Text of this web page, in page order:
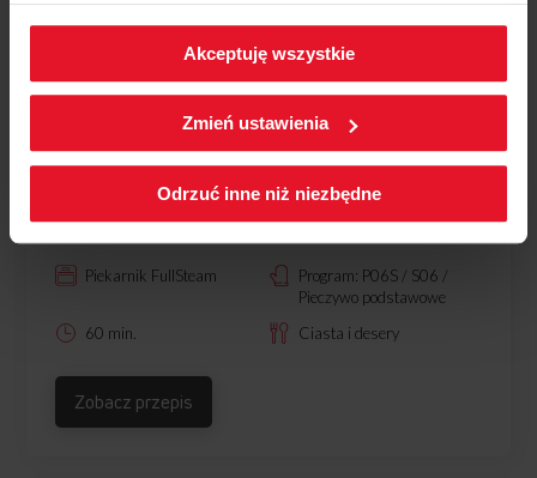
klikającZmień ustawienia.
W każdej chwili możesz zmienić wybrane przez Ciebie
ustawienia plików cookies wchodząc w zakładkę
Akceptuję wszystkie
Zmień ustawienia
Odrzuć inne niż niezbędne
Tradycyjne ciasto drożdżowe z owocami i
lukrem
Piekarnik FullSteam
Program: P06S / S06 /
Pieczywo podstawowe
60 min.
Ciasta i desery
Zobacz przepis